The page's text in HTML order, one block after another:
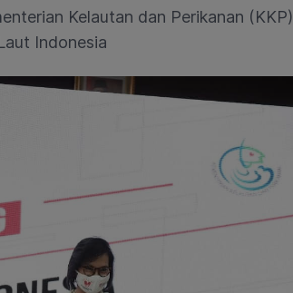
Kelautan dan Perikanan (KKP)
Indonesia